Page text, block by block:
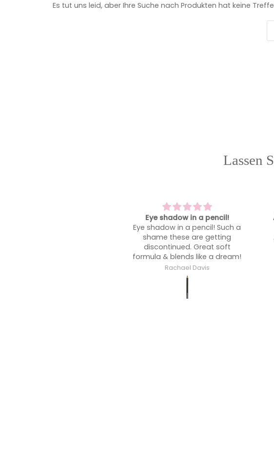
Es tut uns leid, aber Ihre Suche nach Produkten hat keine
Lassen
A heatwave must have! Keeps
shine at bay
A heatwave must have! Keeps
shine at bay so you’re only
glowing not an oil slick by
midday!
Rachael Davis